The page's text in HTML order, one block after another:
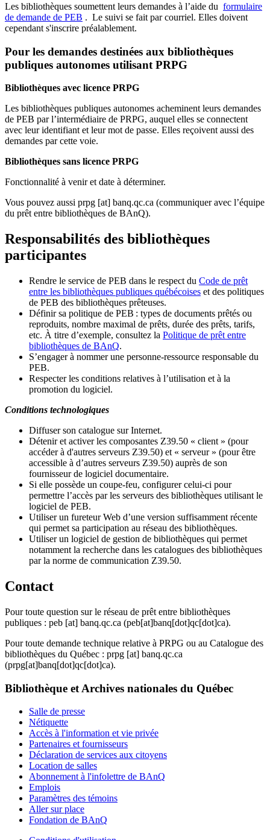
Les bibliothèques soumettent leurs demandes à l’aide du formulaire
de demande de PEB . Le suivi se fait par courriel. Elles doivent
cependant s'inscrire préalablement.
Pour les demandes destinées aux bibliothèques
publiques autonomes utilisant PRPG
Bibliothèques avec licence PRPG
Les bibliothèques publiques autonomes acheminent leurs demandes
de PEB par l’intermédiaire de PRPG, auquel elles se connectent
avec leur identifiant et leur mot de passe. Elles reçoivent aussi des
demandes par cette voie.
Bibliothèques sans licence PRPG
Fonctionnalité à venir et date à déterminer.
Vous pouvez aussi prpg [at] banq.qc.ca (communiquer avec l’équipe
du prêt entre bibliothèques de BAnQ).
Responsabilités des bibliothèques
participantes
Rendre le service de PEB dans le respect du Code de prêt
entre les bibliothèques publiques québécoises et des politiques
de PEB des bibliothèques prêteuses.
Définir sa politique de PEB : types de documents prêtés ou
reproduits, nombre maximal de prêts, durée des prêts, tarifs,
etc. À titre d’exemple, consultez la Politique de prêt entre
bibliothèques de BAnQ.
S’engager à nommer une personne-ressource responsable du
PEB.
Respecter les conditions relatives à l’utilisation et à la
promotion du logiciel.
Conditions technologiques
Diffuser son catalogue sur Internet.
Détenir et activer les composantes Z39.50 « client » (pour
accéder à d'autres serveurs Z39.50) et « serveur » (pour être
accessible à d’autres serveurs Z39.50) auprès de son
fournisseur de logiciel documentaire.
Si elle possède un coupe-feu, configurer celui-ci pour
permettre l’accès par les serveurs des bibliothèques utilisant le
logiciel de PEB.
Utiliser un fureteur Web d’une version suffisamment récente
qui permet sa participation au réseau des bibliothèques.
Utiliser un logiciel de gestion de bibliothèques qui permet
notamment la recherche dans les catalogues des bibliothèques
par la norme de communication Z39.50.
Contact
Pour toute question sur le réseau de prêt entre bibliothèques
publiques : peb [at] banq.qc.ca (peb[at]banq[dot]qc[dot]ca).
Pour toute demande technique relative à PRPG ou au Catalogue des
bibliothèques du Québec : prpg [at] banq.qc.ca
(prpg[at]banq[dot]qc[dot]ca).
Bibliothèque et Archives nationales du Québec
Salle de presse
Nétiquette
Accès à l'information et vie privée
Partenaires et fournisseurs
Déclaration de services aux citoyens
Location de salles
Abonnement à l'infolettre de BAnQ
Emplois
Paramètres des témoins
Aller sur place
Fondation de BAnQ